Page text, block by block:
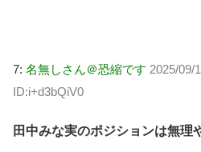
7: 名無しさん＠恐縮です 2025/09/
ID:i+d3bQiV0
田中みな実のポジションは無理